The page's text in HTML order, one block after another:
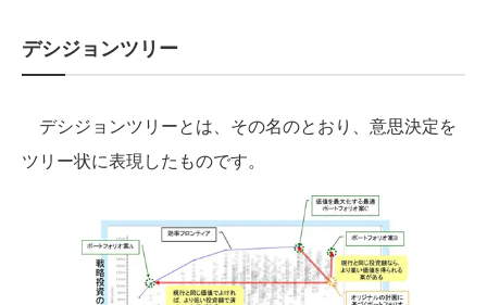
デシジョンツリー
デシジョンツリーとは、その名のとおり、意思決定を
ツリー状に表現したものです。